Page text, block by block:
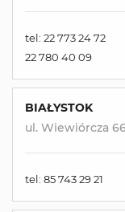
tel: 22 773 24 72
22 780 40 09
BIAŁYSTOK
ul. Wiewiórcza
tel: 85 743 29 21